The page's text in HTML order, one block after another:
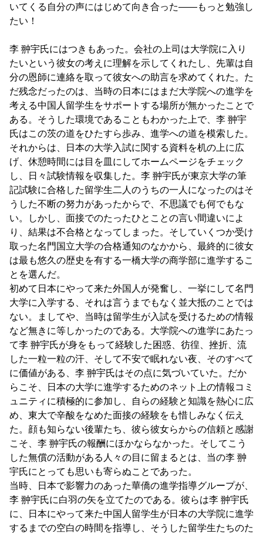
いてくる自分の声にはじめて向き合った――もっと勉強し
たい！
李 翀宇氏にはつきもあった。会社の上司は大学院に入り
たいという彼女の考えに理解を示してくれたし、先輩は自
分の恩師に連絡を取って彼女への助言を求めてくれた。た
だ残念だったのは、当時の日本にはまだ大学院への進学を
考える中国人留学生をサポートする場所が無かったことで
ある。そうした環境であることもわかった上で、李 翀宇
氏はこの茨の道をひたすら歩み、進学への道を模索した。
それからは、日本の大学入試に関する資料を机の上に広
げ、休憩時間には目を皿にしてホームページをチェック
し、日々試験情報を収集した。李 翀宇氏が東京大学の筆
記試験に合格した留学生二人のうちの一人になったのはそ
うした不断の努力があったからで、不思議でも何でもな
い。しかし、面接でのたったひとことの言い間違いによ
り、結果は不合格となってしまった。そしていくつか受け
取った名門国立大学の合格通知のなかから、最終的に彼女
は最も悠久の歴史を有する一橋大学の商学部に進学するこ
とを選んだ。
初めて日本にやって来た外国人が発奮し、一挙にして名門
大学に入学する、それは言うまでもなく並大抵のことでは
ない。ましてや、当時は留学生が入試を受けるための情報
など無きに等しかったのである。大学院への進学にあたっ
て李 翀宇氏が身をもって経験した困惑、彷徨、挫折、流
した一粒一粒の汗、そして不安で眠れない夜、そのすべて
に価値がある、李 翀宇氏はその点に気づいていた。だか
らこそ、日本の大学に進学するためのネット上の情報コミ
ュニティに積極的に参加し、自らの経験と知識を熱心に広
め、東大で辛酸をなめた面接の経験をも惜しみなく伝え
た。顔も知らない後輩たち、彼ら彼女らからの信頼と感謝
こそ、李 翀宇氏の報酬にほかならなかった。そしてこう
した無償の活動がある人々の目に留まるとは、当の李 翀
宇氏にとっても思いも寄らぬことであった。
当時、日本で影響力のあった華僑の進学指導グループが、
李 翀宇氏に白羽の矢を立てたのである。彼らは李 翀宇氏
に、日本にやって来た中国人留学生が日本の大学院に進学
するまでの空白の時間を指導し、そうした留学生たちのた